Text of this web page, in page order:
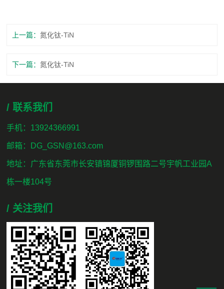
上一篇：氮化钛-TiN
下一篇：氮化钛-TiN
/ 联系我们
手机：13924366991
邮箱：DG_GSN@163.com
地址：广东省东莞市长安镇锦厦铜锣围路二号宇帆工业园A
栋一楼104号
/ 关注我们